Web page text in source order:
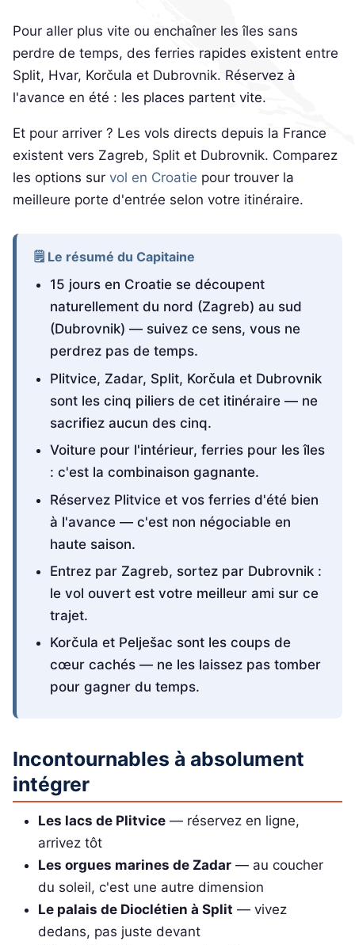
Pour aller plus vite ou enchaîner les îles sans
perdre de temps, des ferries rapides existent entre
Split, Hvar, Korčula et Dubrovnik. Réservez à
l'avance en été : les places partent vite.
Et pour arriver ? Les vols directs depuis la France
existent vers Zagreb, Split et Dubrovnik. Comparez
les options sur vol en Croatie pour trouver la
meilleure porte d'entrée selon votre itinéraire.
🗒️ Le résumé du Capitaine
15 jours en Croatie se découpent
naturellement du nord (Zagreb) au sud
(Dubrovnik) — suivez ce sens, vous ne
perdrez pas de temps.
Plitvice, Zadar, Split, Korčula et Dubrovnik
sont les cinq piliers de cet itinéraire — ne
sacrifiez aucun des cinq.
Voiture pour l'intérieur, ferries pour les îles
: c'est la combinaison gagnante.
Réservez Plitvice et vos ferries d'été bien
à l'avance — c'est non négociable en
haute saison.
Entrez par Zagreb, sortez par Dubrovnik :
le vol ouvert est votre meilleur ami sur ce
trajet.
Korčula et Pelješac sont les coups de
cœur cachés — ne les laissez pas tomber
pour gagner du temps.
Incontournables à absolument
intégrer
Les lacs de Plitvice — réservez en ligne,
arrivez tôt
Les orgues marines de Zadar — au coucher
du soleil, c'est une autre dimension
Le palais de Dioclétien à Split — vivez
dedans, pas juste devant